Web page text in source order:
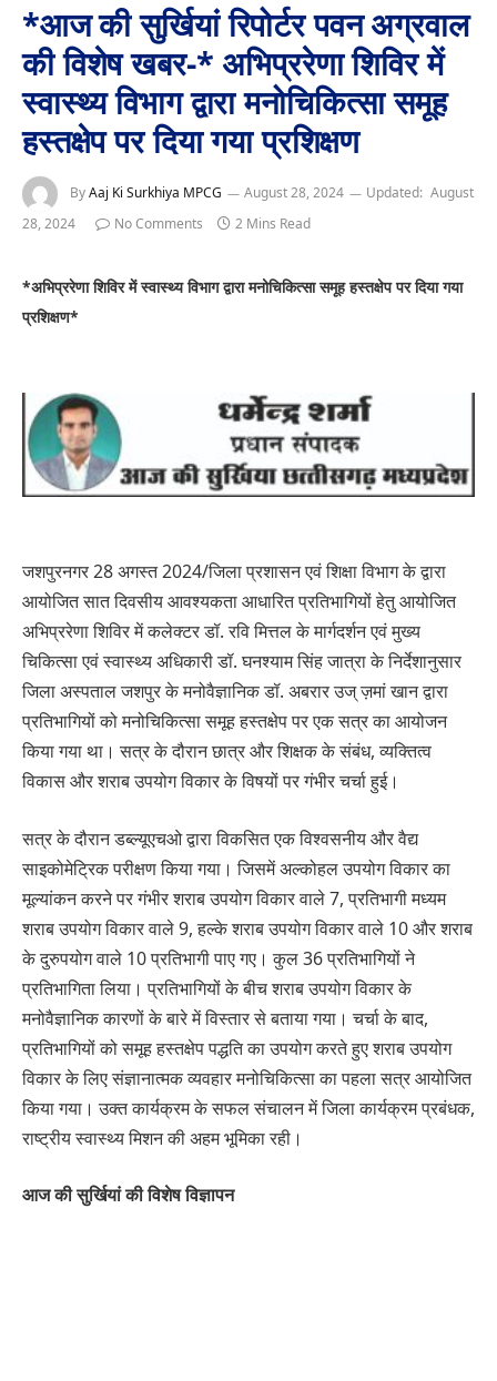
*आज की सुर्खियां रिपोर्टर पवन अग्रवाल
की विशेष खबर-* अभिप्ररेणा शिविर में
स्वास्थ्य विभाग द्वारा मनोचिकित्सा समूह
हस्तक्षेप पर दिया गया प्रशिक्षण
ByAaj Ki Surkhiya MPCG August 28, 2024 Updated: August
28, 2024
No Comments 2 Mins Read
*अभिप्ररेणा शिविर में स्वास्थ्य विभाग द्वारा मनोचिकित्सा समूह हस्तक्षेप पर दिया गया
प्रशिक्षण*
जशपुरनगर 28 अगस्त 2024/जिला प्रशासन एवं शिक्षा विभाग के द्वारा
आयोजित सात दिवसीय आवश्यकता आधारित प्रतिभागियों हेतु आयोजित
अभिप्ररेणा शिविर में कलेक्टर डॉ. रवि मित्तल के मार्गदर्शन एवं मुख्य
चिकित्सा एवं स्वास्थ्य अधिकारी डॉ. घनश्याम सिंह जात्रा के निर्देशानुसार
जिला अस्पताल जशपुर के मनोवैज्ञानिक डॉ. अबरार उज् ज़मां खान द्वारा
प्रतिभागियों को मनोचिकित्सा समूह हस्तक्षेप पर एक सत्र का आयोजन
किया गया था। सत्र के दौरान छात्र और शिक्षक के संबंध, व्यक्तित्व
विकास और शराब उपयोग विकार के विषयों पर गंभीर चर्चा हुई।
सत्र के दौरान डब्ल्यूएचओ द्वारा विकसित एक विश्वसनीय और वैद्य
साइकोमेट्रिक परीक्षण किया गया। जिसमें अल्कोहल उपयोग विकार का
मूल्यांकन करने पर गंभीर शराब उपयोग विकार वाले 7, प्रतिभागी मध्यम
शराब उपयोग विकार वाले 9, हल्के शराब उपयोग विकार वाले 10 और शराब
के दुरुपयोग वाले 10 प्रतिभागी पाए गए। कुल 36 प्रतिभागियों ने
प्रतिभागिता लिया। प्रतिभागियों के बीच शराब उपयोग विकार के
मनोवैज्ञानिक कारणों के बारे में विस्तार से बताया गया। चर्चा के बाद,
प्रतिभागियों को समूह हस्तक्षेप पद्धति का उपयोग करते हुए शराब उपयोग
विकार के लिए संज्ञानात्मक व्यवहार मनोचिकित्सा का पहला सत्र आयोजित
किया गया। उक्त कार्यक्रम के सफल संचालन में जिला कार्यक्रम प्रबंधक,
राष्ट्रीय स्वास्थ्य मिशन की अहम भूमिका रही।
आज की सुर्खियां की विशेष विज्ञापन